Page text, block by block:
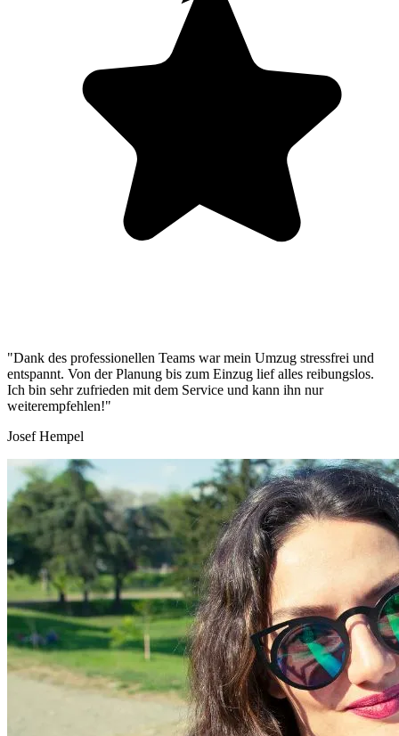
"Dank des professionellen Teams war mein Umzug stressfrei und
entspannt. Von der Planung bis zum Einzug lief alles reibungslos.
Ich bin sehr zufrieden mit dem Service und kann ihn nur
weiterempfehlen!"
Josef Hempel